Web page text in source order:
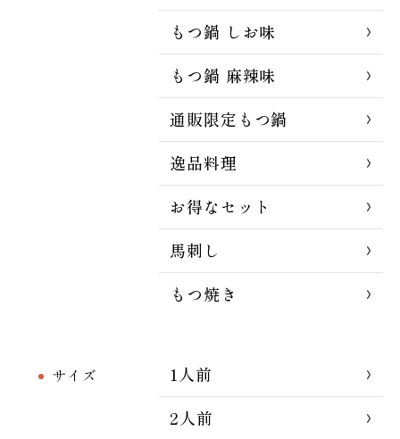
もつ鍋 しお味
もつ鍋 麻辣味
通販限定もつ鍋
逸品料理
お得なセット
馬刺し
もつ焼き
サイズ
1人前
2人前